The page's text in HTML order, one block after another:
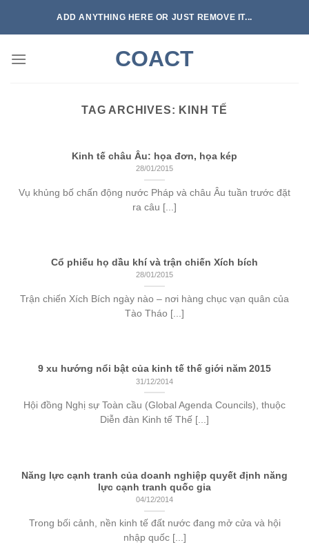
ADD ANYTHING HERE OR JUST REMOVE IT...
COACT
TAG ARCHIVES: KINH TẾ
Kinh tế châu Âu: họa đơn, họa kép
28/01/2015
Vụ khủng bố chấn động nước Pháp và châu Âu tuần trước đặt
ra câu [...]
Cổ phiếu họ dầu khí và trận chiến Xích bích
28/01/2015
Trận chiến Xích Bích ngày nào – nơi hàng chục vạn quân của
Tào Tháo [...]
9 xu hướng nổi bật của kinh tế thế giới năm 2015
31/12/2014
Hội đồng Nghị sự Toàn cầu (Global Agenda Councils), thuộc
Diễn đàn Kinh tế Thế [...]
Năng lực cạnh tranh của doanh nghiệp quyết định năng
lực cạnh tranh quốc gia
04/12/2014
Trong bối cảnh, nền kinh tế đất nước đang mở cửa và hội
nhập quốc [...]